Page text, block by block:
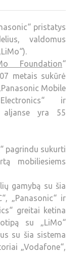
pristatys
valdomus
Foundation“
metais sukūrė
Mobile
ir
aljanse yra 55
pagrindu sukurti
mobiliesiems
gamybą su šia
„Panasonic“ ir
greitai ketina
su „LiMo“
su šia sistema
„Vodafone“,